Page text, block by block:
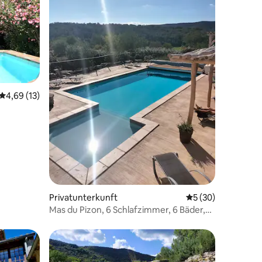
Bewertungen
Bewertung: 4,69 von 5, 13 Bewertungen
4,69 (13)
Privatunterkunft Durchschnittliche
5 (30)
Mas du Pizon, 6 Schlafzimmer, 6 Bäder,